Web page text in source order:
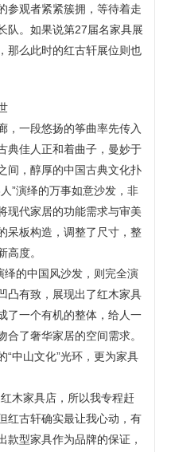
参观者紧紧簇拥，等待着走
队。如果说第27届名家具展
那么此时的红古轩展位则也
一段悠扬的筝曲率先传入
典佳人正和着曲子，曼妙于
间，醇厚的中国古典文化扑
”演绎的万事如意沙发，非
现代家居的功能需求与审美
呆板构造，调整了尺寸，整
高度。
的中国风沙发，则完全演
凸有致，展现出了红木家具
了一个有机的整体，给人一
了奢华家居的空间需求。
“中山文化”光环，更为家具
木家具店，所以我专程赶
红古轩确实最让我心动，有
款型家具作为品牌的保证，